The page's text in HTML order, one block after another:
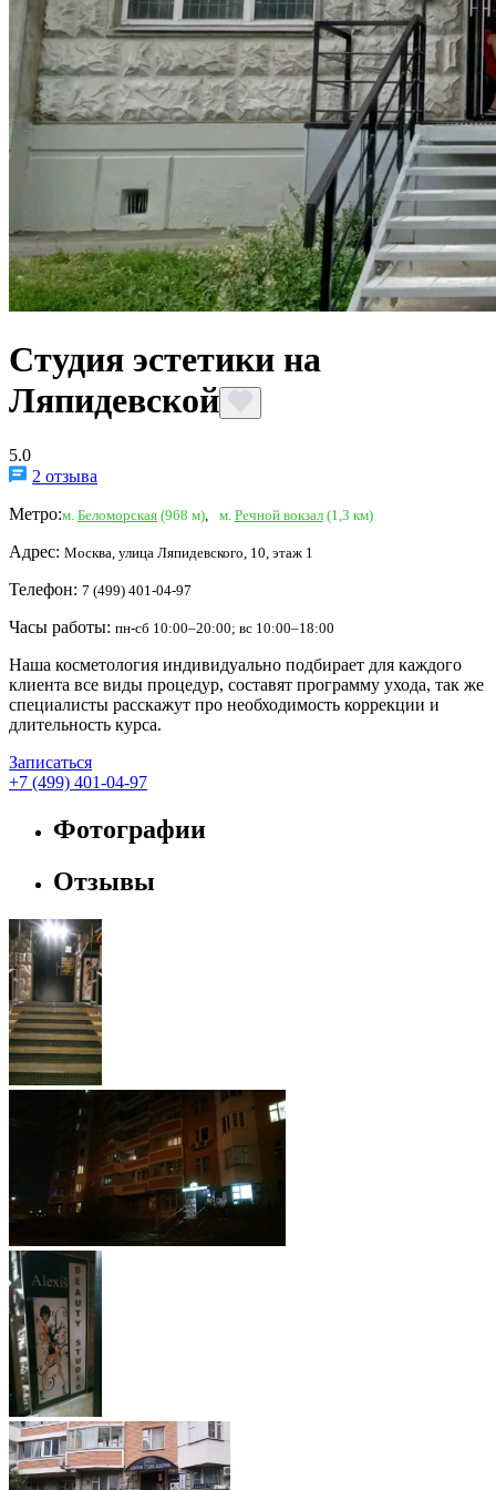
Студия эстетики на
Ляпидевской
5.0
2 отзыва
Метро:м. Беломорская (968 м) м. Речной вокзал(1,3 км)
Адрес: Москва, улица Ляпидевского, 10, этаж 1
Телефон: 7 (499) 401-04-97
Часы работы: пн-сб 10:00–20:00; вс 10:00–18:00
Наша косметология индивидуально подбирает для каждого
клиента все виды процедур, составят программу ухода, так же
специалисты расскажут про необходимость коррекции и
длительность курса.
Записаться
+7 (499) 401-04-97
Фотографии
Отзывы